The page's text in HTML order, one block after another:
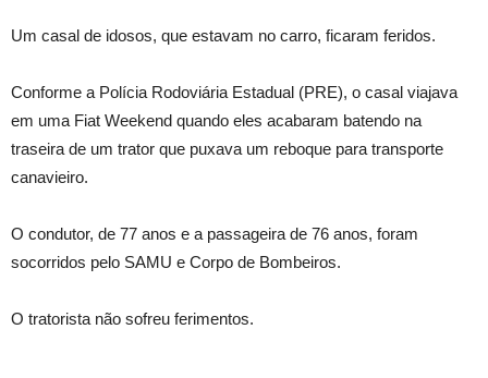
Um casal de idosos, que estavam no carro, ficaram feridos.
Conforme a Polícia Rodoviária Estadual (PRE), o casal viajava
em uma Fiat Weekend quando eles acabaram batendo na
traseira de um trator que puxava um reboque para transporte
canavieiro.
O condutor, de 77 anos e a passageira de 76 anos, foram
socorridos pelo SAMU e Corpo de Bombeiros.
O tratorista não sofreu ferimentos.